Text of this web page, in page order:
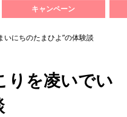
キャンペーン
にちのたまひよ”の体験談
りを凌いでい